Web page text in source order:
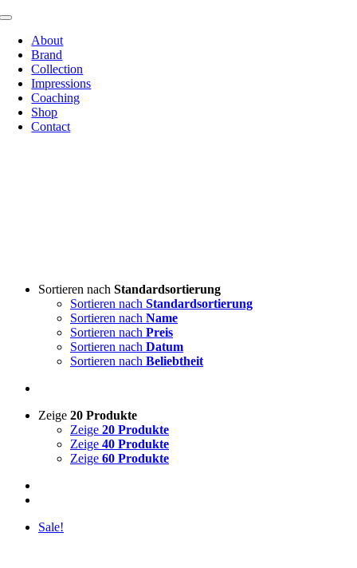
Zum
springen
Toggle
NavigationAbout
Brand
Collection
Impressions
Coaching
Shop
Contact
Sortieren nach Standardsortierung
Sortieren nach Standardsortierung
Sortieren nach Name
Sortieren nach Preis
Sortieren nach Datum
Sortieren nach Beliebtheit
Zeige 20 Produkte
Zeige 20 Produkte
Zeige 40 Produkte
Zeige 60 Produkte
Sale!